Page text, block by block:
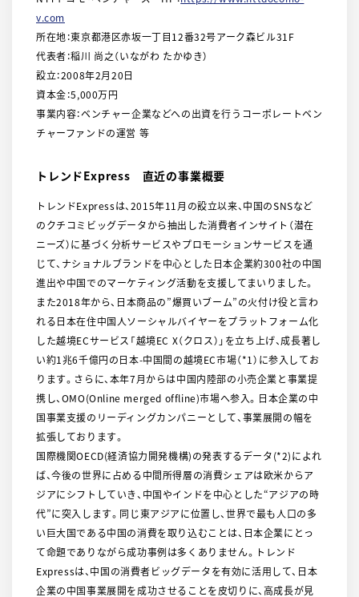
v.com
所在地：東京都港区赤坂一丁目12番32号アーク森ビル31F
代表者：稲川 尚之（いながわ たかゆき）
設立：2008年2月20日
資本金：5,000万円
事業内容：ベンチャー企業などへの出資を行うコーポレートベン
チャーファンドの運営 等
トレンドExpress 直近の事業概要
トレンドExpressは、2015年11月の設立以来、中国のSNSなど
のクチコミビッグデータから抽出した消費者インサイト（潜在
ニーズ）に基づく分析サービスやプロモーションサービスを通
じて、ナショナルブランドを中心とした日本企業約300社の中国
進出や中国でのマーケティング活動を支援してまいりました。
また2018年から、日本商品の”爆買いブーム”の火付け役と言わ
れる日本在住中国人ソーシャルバイヤーをプラットフォーム化
した越境ECサービス「越境EC X（クロス）」を立ち上げ、成長著し
い約1兆6千億円の日本-中国間の越境EC市場（*1）に参入してお
ります。さらに、本年7月からは中国内陸部の小売企業と事業提
携し、OMO(Online merged offline)市場へ参入。日本企業の中
国事業支援のリーディングカンパニーとして、事業展開の幅を
拡張しております。
国際機関OECD(経済協力開発機構)の発表するデータ(*2)によれ
ば、今後の世界に占める中間所得層の消費シェアは欧米からア
ジアにシフトしていき、中国やインドを中心とした“アジアの時
代”に突入します。同じ東アジアに位置し、世界で最も人口の多
い巨大国である中国の消費を取り込むことは、日本企業にとっ
て命題でありながら成功事例は多くありません。トレンド
Expressは、中国の消費者ビッグデータを有効に活用して、日本
企業の中国事業展開を成功させることを皮切りに、高成長が見